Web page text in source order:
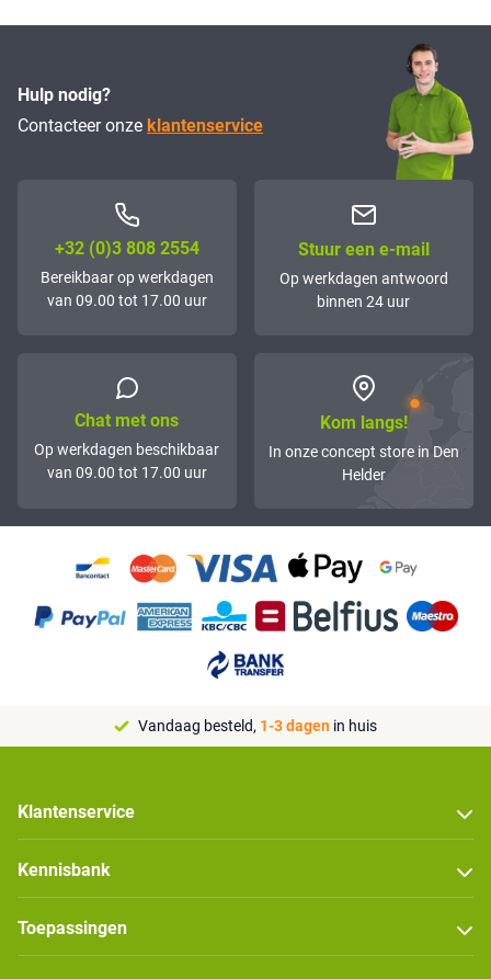
Hulp nodig?
Contacteer onze klantenservice
+32 (0)3 808 2554
Bereikbaar op werkdagen
van 09.00 tot 17.00 uur
Stuur een e-mail
Op werkdagen antwoord
binnen 24 uur
Chat met ons
Op werkdagen beschikbaar
van 09.00 tot 17.00 uur
Kom langs!
In onze concept store in Den
Helder
Vandaag besteld, 1-3 dagen in huis
Klantenservice
Kennisbank
Toepassingen